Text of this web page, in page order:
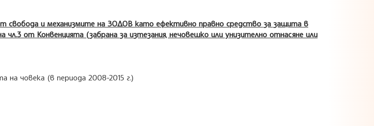
свобода и механизмите на ЗОДОВ като ефективно правно средство за защита в
от Конвенцията (забрана за изтезания, нечовешко или унизително отнасяне или
на човека (в периода 2008-2015 г.)